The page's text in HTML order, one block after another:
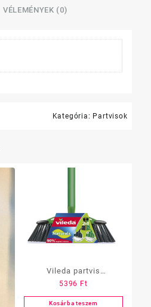
VÉLEMÉNYEK (0)
Kategória: Partvisok
Vileda partvis
Professional
5396 Ft
Kosárba teszem